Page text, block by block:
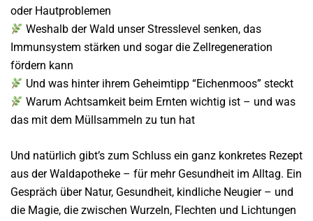
oder Hautproblemen
Weshalb der Wald unser Stresslevel senken, das
Immunsystem stärken und sogar die Zellregeneration
fördern kann
Und was hinter ihrem Geheimtipp “Eichenmoos” steckt
Warum Achtsamkeit beim Ernten wichtig ist – und was
das mit dem Müllsammeln zu tun hat
Und natürlich gibt’s zum Schluss ein ganz konkretes Rezept
aus der Waldapotheke – für mehr Gesundheit im Alltag. Ein
Gespräch über Natur, Gesundheit, kindliche Neugier – und
die Magie, die zwischen Wurzeln, Flechten und Lichtungen